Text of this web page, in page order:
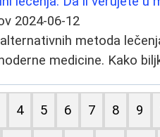
2024-06-12
metoda
medicine. Kako
4 5 6 7 8 9